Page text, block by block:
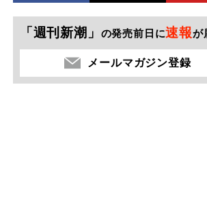
「週刊新潮」 の発売前日に速報が
メールマガジン登録